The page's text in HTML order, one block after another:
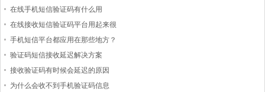
在线手机短信验证码有什么用
在线接收短信验证码平台用起来很
手机短信平台都应用在那些地方？
验证码短信接收延迟解决方案
接收验证码有时候会延迟的原因
为什么会收不到手机验证码信息